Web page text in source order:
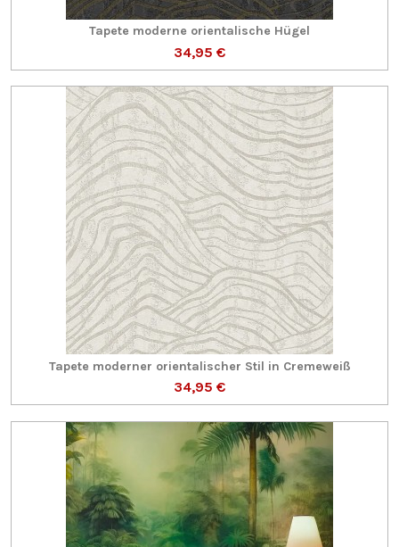
Tapete moderne orientalische Hügel
34,95 €
Tapete moderner orientalischer Stil in Cremeweiß
34,95 €